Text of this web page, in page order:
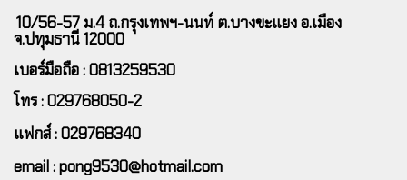
10/56-57 ม.4 ถ.กรุงเทพฯ-นนท์ ต.บางขะแยง อ.เมือง
จ.ปทุมธานี 12000
เบอร์มือถือ : 0813259530
โทร : 029768050-2
แฟกส์ : 029768340
email : pong9530@hotmail.com